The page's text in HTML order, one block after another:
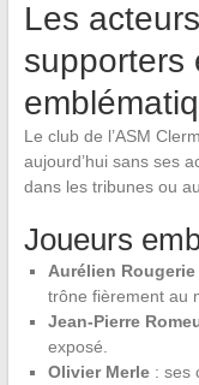
Les
supporters
Le club de l’ASM
aujourd’hui sans ses
dans les tribunes ou
Joueurs
Aurélien Rougerie
trône fièrement au
Jean-Pierre
exposé.
Olivier Merle: ses